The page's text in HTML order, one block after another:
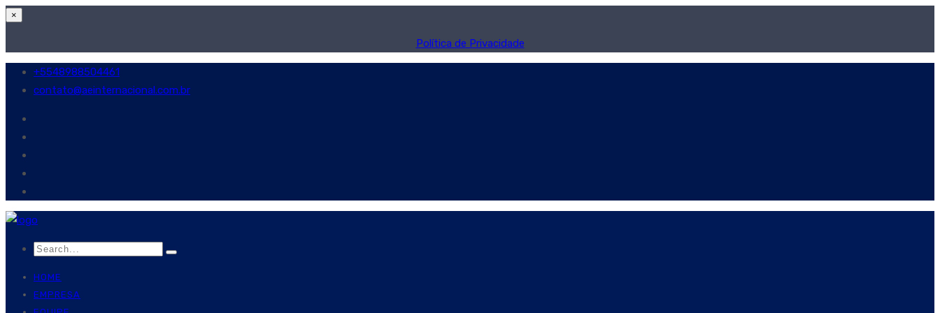
×
Política de Privacidade
+5548988504461
contato@aeinternacional.com.br
HOME
EMPRESA